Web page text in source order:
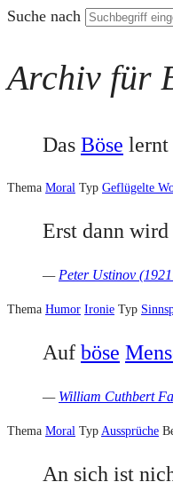
Suche nach
Archiv für
Das Böse lernt
Thema Moral Typ Geflügelte
Erst dann wird
— Peter Ustinov
Thema Humor Ironie Typ
Auf böse
— William Cuthbert
Thema Moral Typ Aussprüche
An sich ist